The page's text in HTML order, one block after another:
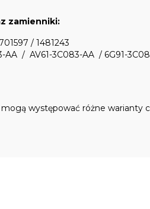
zamienniki:
/ 1481243
AA / AV61-3C083-AA / 6G91-
występować różne warianty